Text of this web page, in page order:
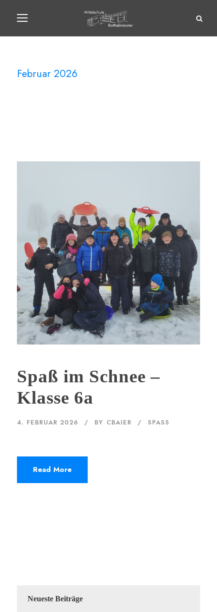
Februar 2026
Spaß im Schnee –
Klasse 6a
4. FEBRUAR 2026 BY CBAIER SPASS
Read More
Neueste Beiträge